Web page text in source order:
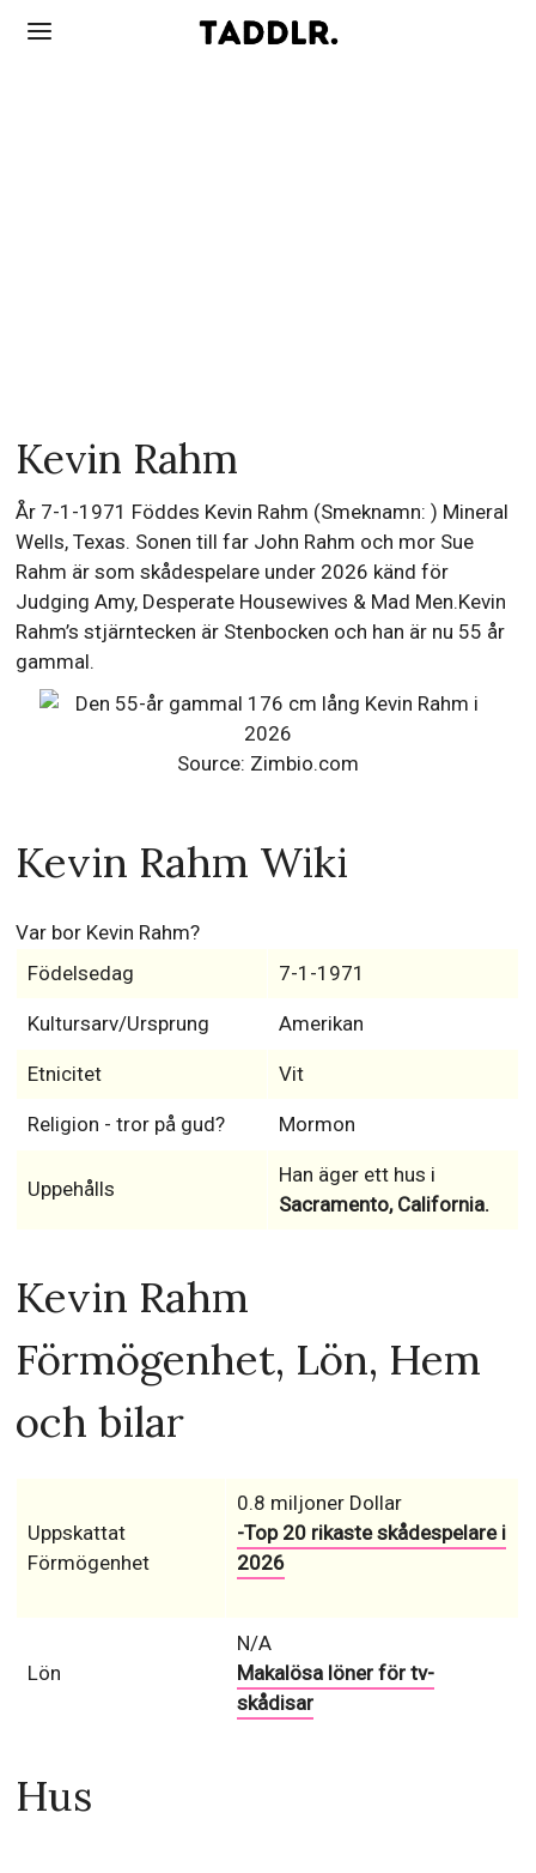
Kevin Rahm
År 7-1-1971 Föddes Kevin Rahm (Smeknamn: ) Mineral
Wells, Texas. Sonen till far John Rahm och mor Sue
Rahm är som skådespelare under 2026 känd för
Judging Amy, Desperate Housewives & Mad Men.Kevin
Rahm’s stjärntecken är Stenbocken och han är nu 55 år
gammal.
Source: Zimbio.com
Kevin Rahm Wiki
Var bor Kevin Rahm?
Födelsedag
7-1-1971
Kultursarv/Ursprung Amerikan
Etnicitet Vit
Religion - tror på gud? Mormon
Uppehålls
Han äger ett hus i
Sacramento, California.
Kevin Rahm
Förmögenhet, Lön, Hem
och bilar
Uppskattat
Förmögenhet
0.8 miljoner Dollar
-Top 20 rikaste skådespelare i
2026
Lön
N/A
Makalösa löner för tv-
skådisar
Hus